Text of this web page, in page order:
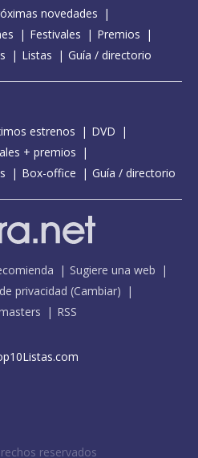
novedades
Festivales
Premios
Listas Guía / directorio
estrenos
DVD
+ premios
Box-office Guía / directorio
Sugiere una web
privacidad (Cambiar)
RSS
reservados